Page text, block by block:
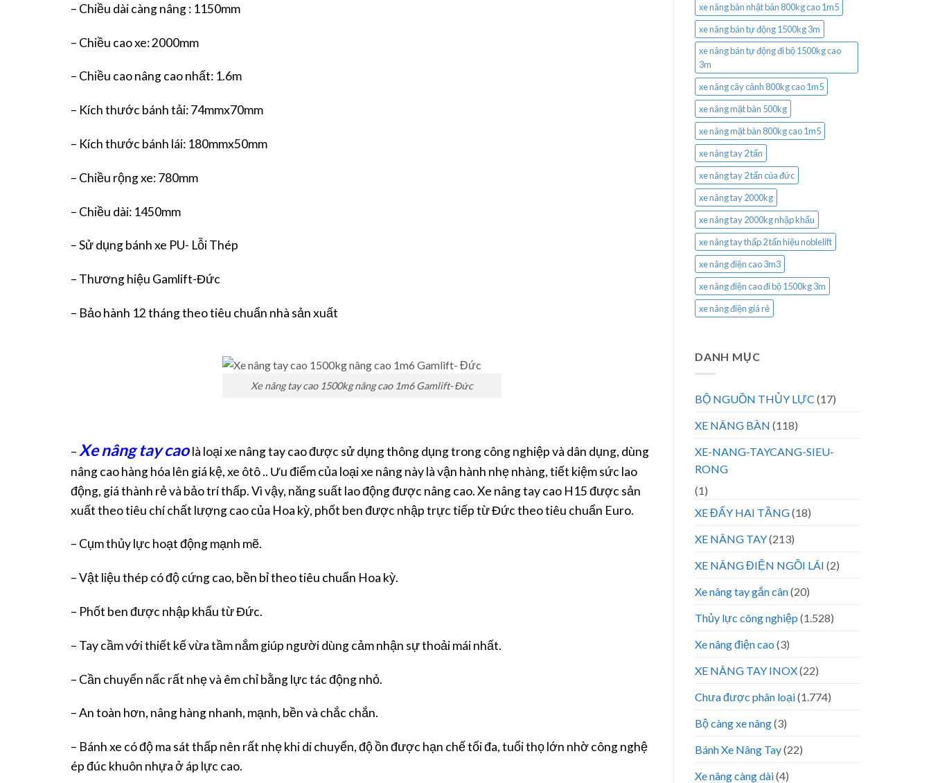
– Chiều dài càng nâng : 1150mm
– Chiều cao xe: 2000mm
– Chiều cao nâng cao nhất: 1.6m
– Kích thước bánh tải: 74mmx70mm
– Kích thước bánh lái: 180mmx50mm
– Chiều rộng xe: 780mm
– Chiều dài: 1450mm
– Sử dụng bánh xe PU- Lỗi Thép
– Thương hiệu Gamlift-Đức
– Bảo hành 12 tháng theo tiêu chuẩn nhà sản xuất
Xe nâng tay cao 1500kg nâng cao 1m6 Gamlift- Đức
– Xe nâng tay caolà loại xe nâng tay cao được sử dụng thông dụng trong công nghiệp và dân dụng, dùng
nâng cao hàng hóa lên giá kệ, xe ôtô .. Ưu điểm của loại xe nâng này là vận hành nhẹ nhàng, tiết kiệm sức lao
động, giá thành rẻ và bảo trí thấp. Vì vậy, năng suất lao động được nâng cao. Xe nâng tay cao H15 được sản
xuất theo tiêu chí chất lượng cao của Hoa kỳ, phốt ben được nhập trực tiếp từ Đức theo tiêu chuẩn Euro.
– Cụm thủy lực hoạt động mạnh mẽ.
– Vật liệu thép có độ cứng cao, bền bỉ theo tiêu chuẩn Hoa kỳ.
– Phốt ben được nhập khẩu từ Đức.
– Tay cầm với thiết kế vừa tầm nắm giúp người dùng cảm nhận sự thoải mái nhất.
– Cần chuyển nấc rất nhẹ và êm chỉ bằng lực tác động nhỏ.
– An toàn hơn, nâng hàng nhanh, mạnh, bền và chắc chắn.
– Bánh xe có độ ma sát thấp nên rất nhẹ khi di chuyển, độ ồn được hạn chế tối đa, tuổi thọ lớn nhờ công nghệ
ép đúc khuôn nhựa ở áp lực cao.
xe nâng bàn nhật bản 800kg cao 1m5
xe nâng bán tự động 1500kg 3m
xe nâng bán tự động đi bộ 1500kg cao
3m
xe nâng cây cảnh 800kg cao 1m5
xe nâng mặt bàn 500kg
xe nâng mặt bàn 800kg cao 1m5
xe nâng tay 2 tấn
xe nâng tay 2 tấn của đức
xe nâng tay 2000kg
xe nâng tay 2000kg nhập khẩu
xe nâng tay thấp 2 tấn hiệu noblelift
xe nâng điện cao 3m3
xe nâng điện cao đi bộ 1500kg 3m
xe nâng điện giá rẻ
DANH MỤC
BỘ NGUỒN THỦY LỰC (17)
XE NÂNG BÀN (118)
XE-NANG-TAYCANG-SIEU-
RONG
(1)
XE ĐẨY HAI TẦNG(18)
XE NÂNG TAY(213)
XE NÂNG ĐIỆN NGỒI LÁI (2)
Xe nâng tay gắn cân(20)
Thủy lực công nghiệp (1.528)
Xe nâng điện cao (3)
XE NÂNG TAY INOX(22)
Chưa được phân loại(1.774)
Bộ càng xe nâng(3)
Bánh Xe Nâng Tay(22)
Xe nâng càng dài(4)